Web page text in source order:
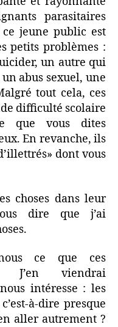
parasitaires
jeune public est
petits problèmes :
un autre qui
abus sexuel, une
tout cela, ces
difficulté scolaire
que vous dites
En revanche, ils
dont vous
choses dans leur
dire que j’ai
ce que ces
J’en viendrai
intéresse : les
à-dire presque
aller autrement ?